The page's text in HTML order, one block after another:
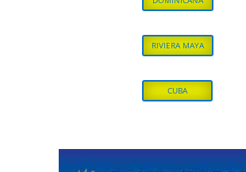
RIVIERA MAYA
CUBA